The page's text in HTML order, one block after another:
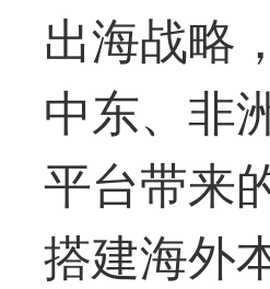
出海战略
中东、非
平台带来
搭建海外